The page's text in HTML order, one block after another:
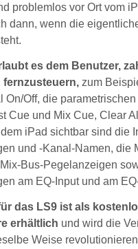
problemlos vor Ort vom
dann, wenn die
es dem Benutzer,
fernzusteuern, zum
On/Off, die
Cue und Mix Cue, Clear
iPad sichtbar sind die
und -Kanal-Namen, die
Bus-Pegelanzeigen
am EQ-Input und am
das LS9 ist als
erhältlich und wird die
Weise